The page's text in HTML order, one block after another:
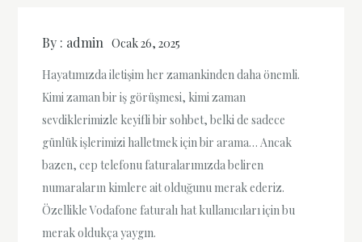
By : admin Ocak 26, 2025
Hayatımızda iletişim her zamankinden daha önemli.
Kimi zaman bir iş görüşmesi, kimi zaman
sevdiklerimizle keyifli bir sohbet, belki de sadece
günlük işlerimizi halletmek için bir arama… Ancak
bazen, cep telefonu faturalarımızda beliren
numaraların kimlere ait olduğunu merak ederiz.
Özellikle Vodafone faturalı hat kullanıcıları için bu
merak oldukça yaygın.